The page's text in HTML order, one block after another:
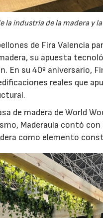
industria de la madera y
de Fira Valencia
su apuesta
En su 40º aniversario,
reales que
de madera de World
Maderaula contó
como elemento